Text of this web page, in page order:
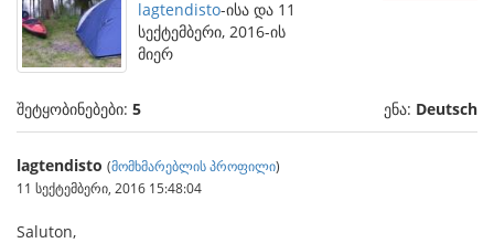
lagtendisto-ისა და 11
სექტემბერი, 2016-ის
მიერ
შეტყობინებები: 5 ენა: Deutsch
lagtendisto (მომხმარებლის პროფილი)
11 სექტემბერი, 2016 15:48:04
Saluton,